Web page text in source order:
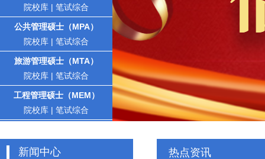
院校库 | 笔试综合
公共管理硕士（MPA）
院校库 | 笔试综合
旅游管理硕士（MTA）
院校库 | 笔试综合
工程管理硕士（MEM）
院校库 | 笔试综合
新闻中心 热点资讯